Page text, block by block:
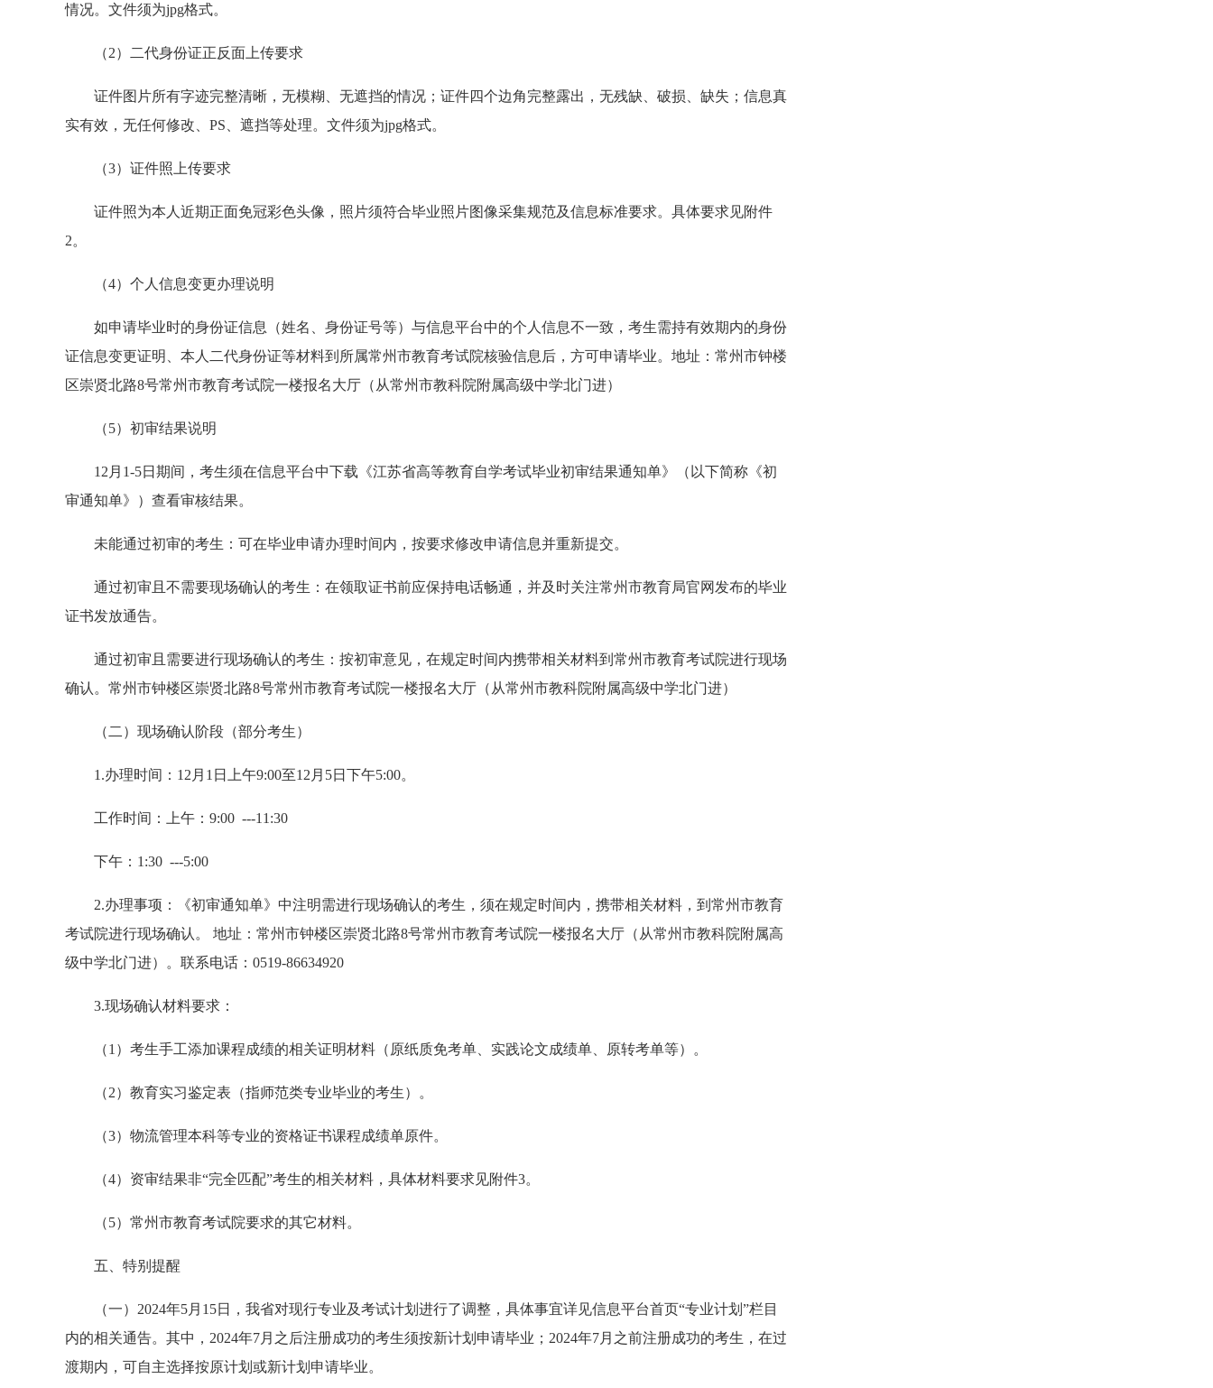
情况。文件须为jpg格式。
（2）二代身份证正反面上传要求
证件图片所有字迹完整清晰，无模糊、无遮挡的情况；证件四个边角完整露出，无残缺、破损、缺失；信息真
实有效，无任何修改、PS、遮挡等处理。文件须为jpg格式。
（3）证件照上传要求
证件照为本人近期正面免冠彩色头像，照片须符合毕业照片图像采集规范及信息标准要求。具体要求见附件
2。
（4）个人信息变更办理说明
如申请毕业时的身份证信息（姓名、身份证号等）与信息平台中的个人信息不一致，考生需持有效期内的身份
证信息变更证明、本人二代身份证等材料到所属常州市教育考试院核验信息后，方可申请毕业。地址：常州市钟楼
区崇贤北路8号常州市教育考试院一楼报名大厅（从常州市教科院附属高级中学北门进）
（5）初审结果说明
12月1-5日期间，考生须在信息平台中下载《江苏省高等教育自学考试毕业初审结果通知单》（以下简称《初
审通知单》）查看审核结果。
未能通过初审的考生：可在毕业申请办理时间内，按要求修改申请信息并重新提交。
通过初审且不需要现场确认的考生：在领取证书前应保持电话畅通，并及时关注常州市教育局官网发布的毕业
证书发放通告。
通过初审且需要进行现场确认的考生：按初审意见，在规定时间内携带相关材料到常州市教育考试院进行现场
确认。常州市钟楼区崇贤北路8号常州市教育考试院一楼报名大厅（从常州市教科院附属高级中学北门进）
（二）现场确认阶段（部分考生）
1.办理时间：12月1日上午9:00至12月5日下午5:00。
工作时间：上午：9:00 ---11:30
下午：1:30 ---5:00
2.办理事项：《初审通知单》中注明需进行现场确认的考生，须在规定时间内，携带相关材料，到常州市教育
考试院进行现场确认。 地址：常州市钟楼区崇贤北路8号常州市教育考试院一楼报名大厅（从常州市教科院附属高
级中学北门进）。联系电话：0519-86634920
3.现场确认材料要求：
（1）考生手工添加课程成绩的相关证明材料（原纸质免考单、实践论文成绩单、原转考单等）。
（2）教育实习鉴定表（指师范类专业毕业的考生）。
（3）物流管理本科等专业的资格证书课程成绩单原件。
（4）资审结果非“完全匹配”考生的相关材料，具体材料要求见附件3。
（5）常州市教育考试院要求的其它材料。
五、特别提醒
（一）2024年5月15日，我省对现行专业及考试计划进行了调整，具体事宜详见信息平台首页“专业计划”栏目
内的相关通告。其中，2024年7月之后注册成功的考生须按新计划申请毕业；2024年7月之前注册成功的考生，在过
渡期内，可自主选择按原计划或新计划申请毕业。